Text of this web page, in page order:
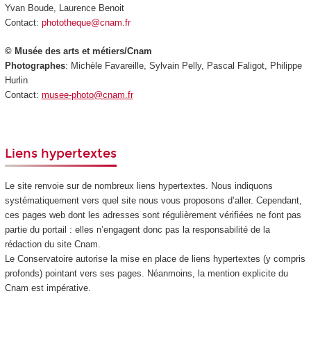
Yvan Boude, Laurence Benoit
Contact: phototheque@cnam.fr
© Musée des arts et métiers/Cnam
Photographes: Michèle Favareille, Sylvain Pelly, Pascal Faligot, Philippe
Hurlin
Contact: musee-photo@cnam.fr
Liens hypertextes
Le site renvoie sur de nombreux liens hypertextes. Nous indiquons
systématiquement vers quel site nous vous proposons d’aller. Cependant,
ces pages web dont les adresses sont régulièrement vérifiées ne font pas
partie du portail : elles n’engagent donc pas la responsabilité de la
rédaction du site Cnam.
Le Conservatoire autorise la mise en place de liens hypertextes (y compris
profonds) pointant vers ses pages. Néanmoins, la mention explicite du
Cnam est impérative.